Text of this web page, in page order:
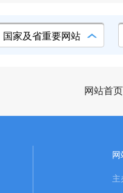
国家及省重要网站
网站首页